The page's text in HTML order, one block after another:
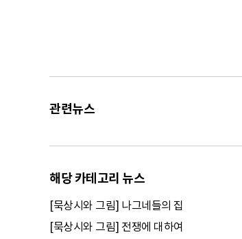
관련뉴스
해당 카테고리 뉴스
[묵상시와 그림] 나그네들의 집
[묵상시와 그림] 전쟁에 대하여